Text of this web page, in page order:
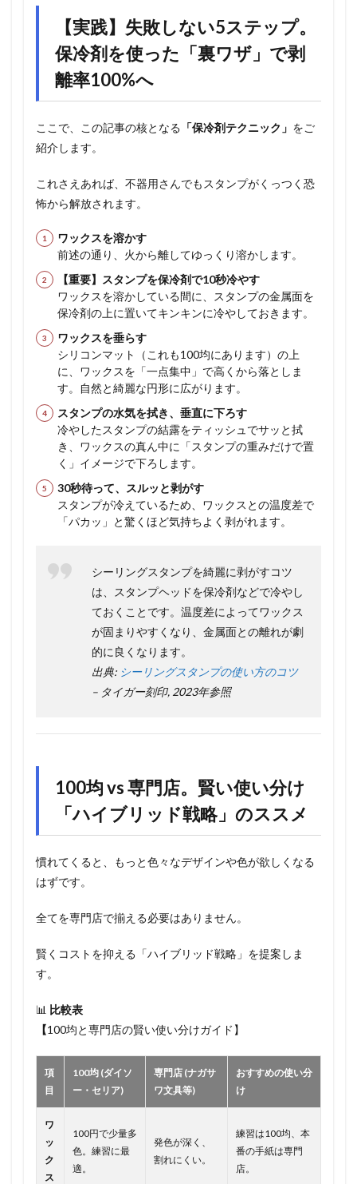
【実践】失敗しない5ステップ。
保冷剤を使った「裏ワザ」で剥
離率100%へ
ここで、この記事の核となる 「保冷剤テクニック」 をご
紹介します。
これさえあれば、不器用さんでもスタンプがくっつく恐
怖から解放されます。
ワックスを溶かす
前述の通り、火から離してゆっくり溶かします。
【重要】スタンプを保冷剤で10秒冷やす
ワックスを溶かしている間に、スタンプの金属面を
保冷剤の上に置いてキンキンに冷やしておきます。
ワックスを垂らす
シリコンマット（これも100均にあります）の上
に、ワックスを「一点集中」で高くから落としま
す。自然と綺麗な円形に広がります。
スタンプの水気を拭き、垂直に下ろす
冷やしたスタンプの結露をティッシュでサッと拭
き、ワックスの真ん中に「スタンプの重みだけで置
く」イメージで下ろします。
30秒待って、スルッと剥がす
スタンプが冷えているため、ワックスとの温度差で
「パカッ」と驚くほど気持ちよく剥がれます。
シーリングスタンプを綺麗に剥がすコツ
は、スタンプヘッドを保冷剤などで冷やし
ておくことです。温度差によってワックス
が固まりやすくなり、金属面との離れが劇
的に良くなります。
出典: シーリングスタンプの使い方のコツ
– タイガー刻印, 2023年参照
100均 vs 専門店。賢い使い分け
「ハイブリッド戦略」のススメ
慣れてくると、もっと色々なデザインや色が欲しくなる
はずです。
全てを専門店で揃える必要はありません。
賢くコストを抑える「ハイブリッド戦略」を提案しま
す。
📊 比較表
【100均と専門店の賢い使い分けガイド】
項
目
100均 (ダイソ
ー・セリア)
専門店 (ナガサ
ワ文具等)
おすすめの使い分
け
ワ
ッ
ク
ス
100円で少量多
色。練習に最
適。
発色が深く、
割れにくい。
練習は100均、本
番の手紙は専門
店。